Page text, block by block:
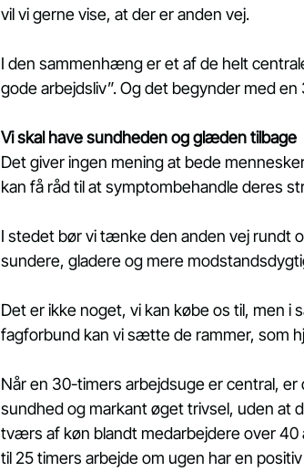
vil vi gerne vise, at der er anden vej.
I den sammenhæng er et af de helt
gode arbejdsliv”. Og det begynder med
Vi skal have sundheden og glæden tilbage
Det giver ingen mening at bede
kan få råd til at symptombehandle deres
I stedet bør vi tænke den anden vej rundt
sundere, gladere og mere
Det er ikke noget, vi kan købe os til, men
fagforbund kan vi sætte de rammer, som
Når en 30-timers arbejdsuge er central,
sundhed og markant øget trivsel, uden at
tværs af køn blandt medarbejdere over
til 25 timers arbejde om ugen har en